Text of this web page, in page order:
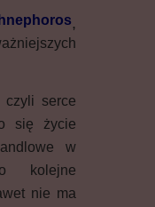
,
serce
się życie
w
kolejne
nie ma